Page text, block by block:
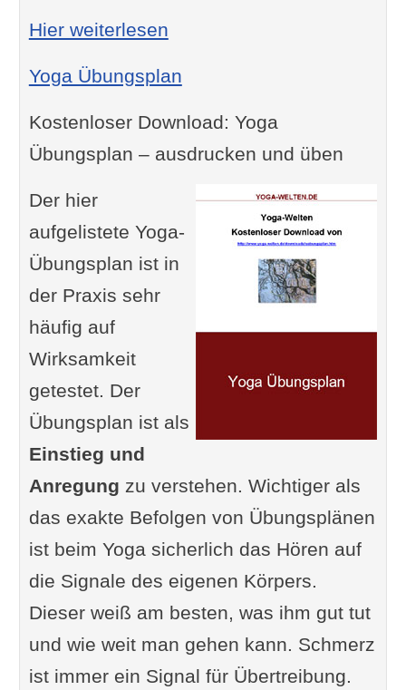
Hier weiterlesen: Entspannungsanleitung
Yoga Übungsplan
Kostenloser Download: Yoga
Übungsplan – ausdrucken und üben
Der hier
aufgelistete Yoga-
Übungsplan ist in
der Praxis sehr
häufig auf
Wirksamkeit
getestet. Der
Übungsplan ist als
Einstieg und
Anregung zu verstehen. Wichtiger als
das exakte Befolgen von Übungsplänen
ist beim Yoga sicherlich das Hören auf
die Signale des eigenen Körpers.
Dieser weiß am besten, was ihm gut tut
und wie weit man gehen kann. Schmerz
ist immer ein Signal für Übertreibung.